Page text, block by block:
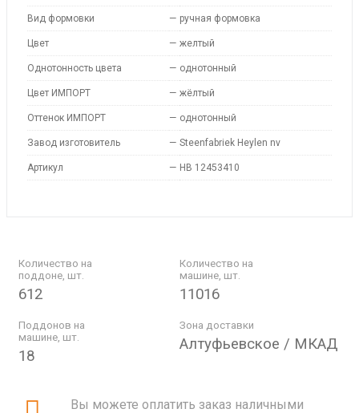
Вид формовки — ручная формовка
Цвет — желтый
Однотонность цвета — однотонный
Цвет ИМПОРТ — жёлтый
Оттенок ИМПОРТ — однотонный
Завод изготовитель — Steenfabriek Heylen nv
Артикул — HB 12453410
Количество на
поддоне, шт.
612
Количество на
машине, шт.
11016
Поддонов на
машине, шт.
18
Зона доставки
Алтуфьевское / МКАД
Вы можете оплатить заказ наличными